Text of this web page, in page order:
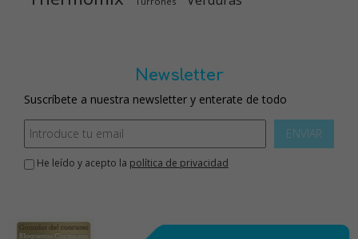
Newsletter
Suscríbete a nuestra newsletter y enterate de todo
ENVIAR
He leído y acepto la política de privacidad